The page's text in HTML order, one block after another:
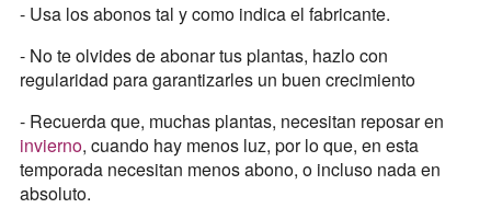
- Usa los abonos tal y como indica el fabricante.
- No te olvides de abonar tus plantas, hazlo con
regularidad para garantizarles un buen crecimiento
- Recuerda que, muchas plantas, necesitan reposar en
invierno, cuando hay menos luz, por lo que, en esta
temporada necesitan menos abono, o incluso nada en
absoluto.